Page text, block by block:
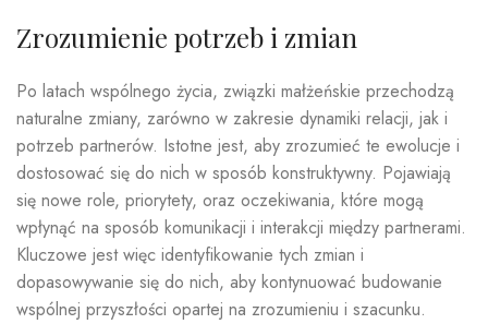
Zrozumienie potrzeb i zmian
Po latach wspólnego życia, związki małżeńskie przechodzą
naturalne zmiany, zarówno w zakresie dynamiki relacji, jak i
potrzeb partnerów. Istotne jest, aby zrozumieć te ewolucje i
dostosować się do nich w sposób konstruktywny. Pojawiają
się nowe role, priorytety, oraz oczekiwania, które mogą
wpłynąć na sposób komunikacji i interakcji między partnerami.
Kluczowe jest więc identyfikowanie tych zmian i
dopasowywanie się do nich, aby kontynuować budowanie
wspólnej przyszłości opartej na zrozumieniu i szacunku.